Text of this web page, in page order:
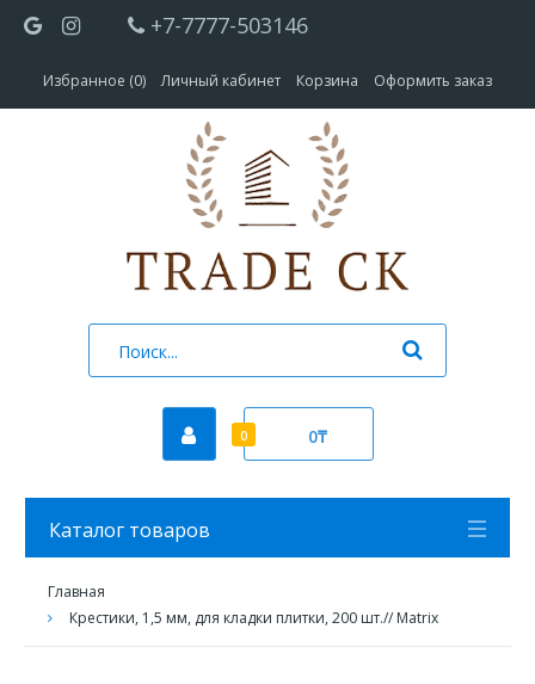
+7-7777-503146
Избранное (0) Личный кабинет Корзина Оформить заказ
0 0₸
Каталог товаров
Главная
Крестики, 1,5 мм, для кладки плитки, 200 шт.// Matrix